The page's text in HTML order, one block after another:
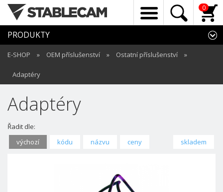
0
PRODUKTY
E-SHOP » OEM příslušenství » Ostatní příslušenství »
Adaptéry
Adaptéry
Řadit dle:
výchozí
kódu názvu ceny skladem